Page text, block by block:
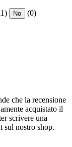
No (0)
che la recensione
acquistato il
scrivere una
sul nostro shop.